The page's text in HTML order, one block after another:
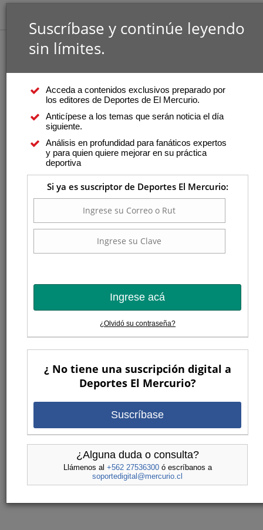
Suscríbase y continúe leyendo
sin límites.
Acceda a contenidos exclusivos preparado por
los editores de Deportes de El Mercurio.
Anticípese a los temas que serán noticia el día
siguiente.
Análisis en profundidad para fanáticos expertos
y para quien quiere mejorar en su práctica
deportiva
Si ya es suscriptor de Deportes El Mercurio:
Ingrese acá
¿Olvidó su contraseña?
¿ No tiene una suscripción digital a
Deportes El Mercurio?
Suscríbase
¿Alguna duda o consulta?
Llámenos al +562 27536300ó escríbanos a
soportedigital@mercurio.cl